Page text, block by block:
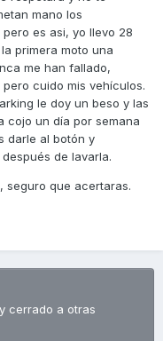
mano los
es asi, yo llevo 28
primera moto una
me han fallado,
cuido mis vehículos.
le doy un beso y las
cojo un día por semana
darle al botón y
de lavarla.
seguro que acertaras.
cerrado a otras